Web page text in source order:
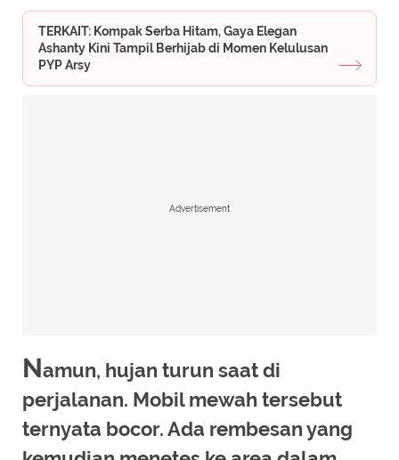
TERKAIT: Kompak Serba Hitam, Gaya Elegan
Ashanty Kini Tampil Berhijab di Momen Kelulusan
PYP Arsy
Advertisement
Namun, hujan turun saat di
perjalanan. Mobil mewah tersebut
ternyata bocor. Ada rembesan yang